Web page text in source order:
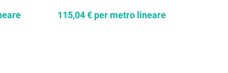
115,04 € per metro lineare